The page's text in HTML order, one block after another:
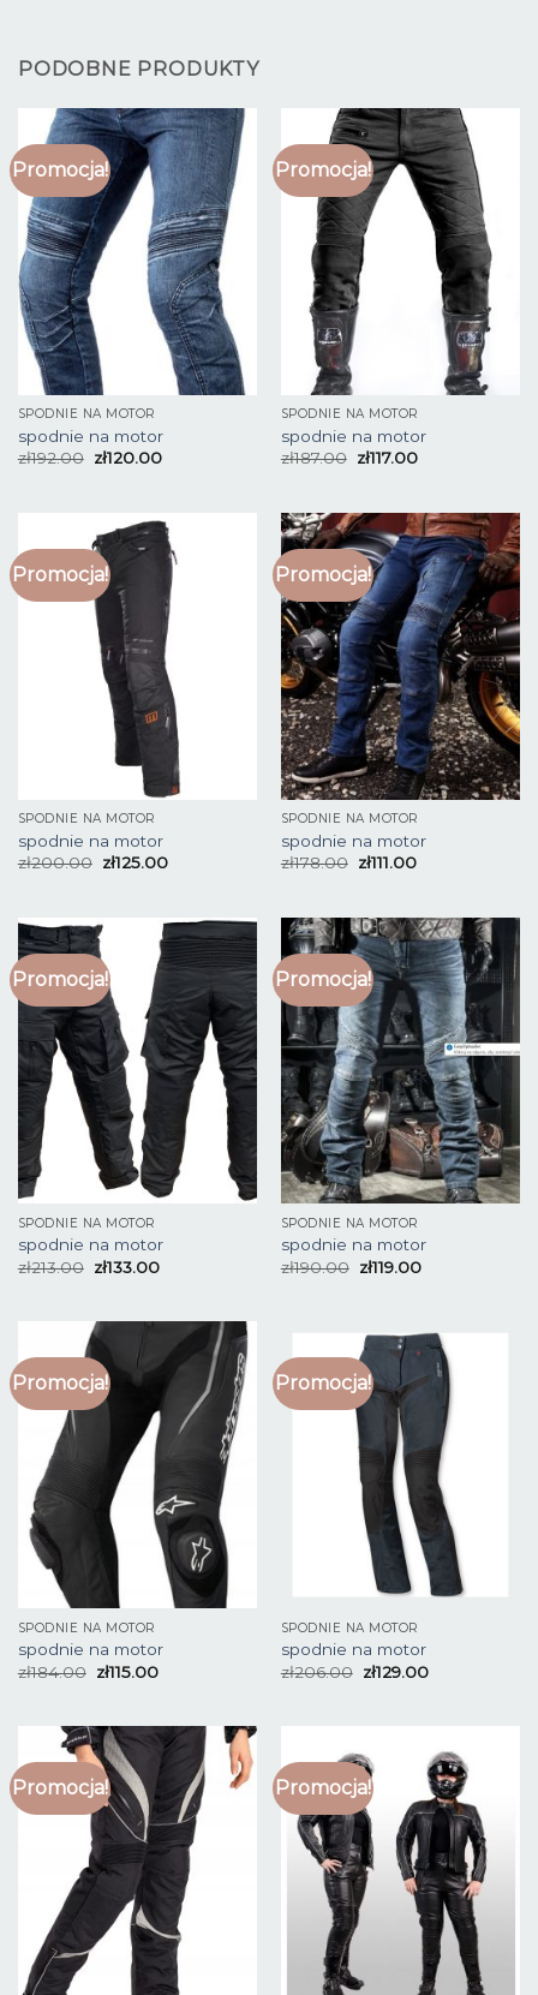
PODOBNE PRODUKTY
Promocja!
SPODNIE NA MOTOR
spodnie na motor
zł192.00 zł120.00
Promocja!
SPODNIE NA MOTOR
spodnie na motor
zł187.00 zł117.00
Promocja!
SPODNIE NA MOTOR
spodnie na motor
zł200.00 zł125.00
Promocja!
SPODNIE NA MOTOR
spodnie na motor
zł178.00 zł111.00
Promocja!
SPODNIE NA MOTOR
spodnie na motor
zł213.00 zł133.00
Promocja!
SPODNIE NA MOTOR
spodnie na motor
zł190.00 zł119.00
Promocja!
SPODNIE NA MOTOR
spodnie na motor
zł184.00 zł115.00
Promocja!
SPODNIE NA MOTOR
spodnie na motor
zł206.00 zł129.00
Promocja! Promocja!